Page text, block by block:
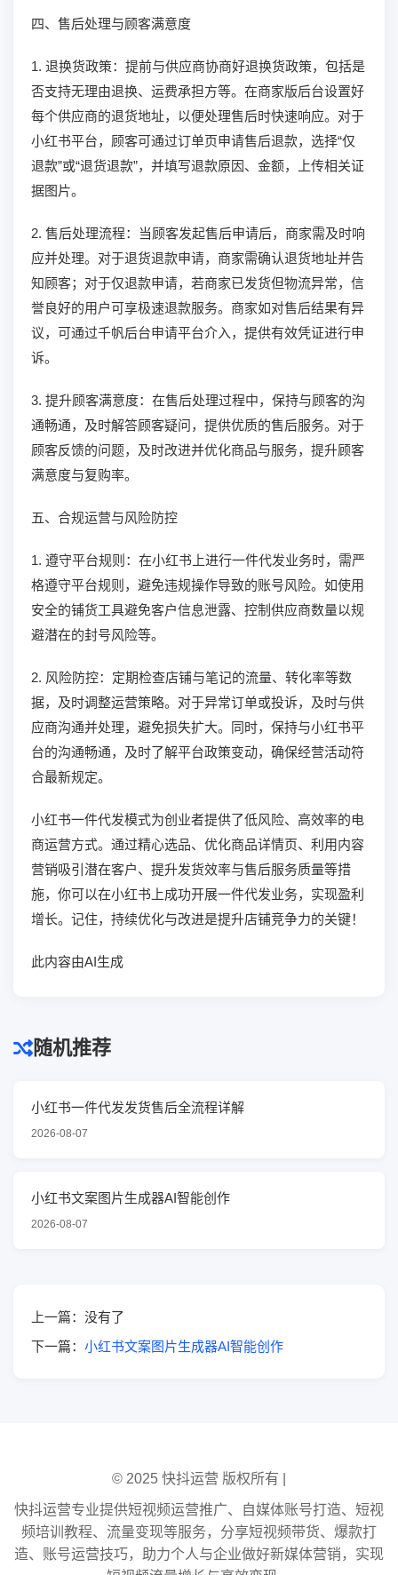
四、售后处理与顾客满意度
1. 退换货政策：提前与供应商协商好退换货政策，包括是
否支持无理由退换、运费承担方等。在商家版后台设置好
每个供应商的退货地址，以便处理售后时快速响应。对于
小红书平台，顾客可通过订单页申请售后退款，选择“仅
退款”或“退货退款”，并填写退款原因、金额，上传相关证
据图片。
2. 售后处理流程：当顾客发起售后申请后，商家需及时响
应并处理。对于退货退款申请，商家需确认退货地址并告
知顾客；对于仅退款申请，若商家已发货但物流异常，信
誉良好的用户可享极速退款服务。商家如对售后结果有异
议，可通过千帆后台申请平台介入，提供有效凭证进行申
诉。
3. 提升顾客满意度：在售后处理过程中，保持与顾客的沟
通畅通，及时解答顾客疑问，提供优质的售后服务。对于
顾客反馈的问题，及时改进并优化商品与服务，提升顾客
满意度与复购率。
五、合规运营与风险防控
1. 遵守平台规则：在小红书上进行一件代发业务时，需严
格遵守平台规则，避免违规操作导致的账号风险。如使用
安全的铺货工具避免客户信息泄露、控制供应商数量以规
避潜在的封号风险等。
2. 风险防控：定期检查店铺与笔记的流量、转化率等数
据，及时调整运营策略。对于异常订单或投诉，及时与供
应商沟通并处理，避免损失扩大。同时，保持与小红书平
台的沟通畅通，及时了解平台政策变动，确保经营活动符
合最新规定。
小红书一件代发模式为创业者提供了低风险、高效率的电
商运营方式。通过精心选品、优化商品详情页、利用内容
营销吸引潜在客户、提升发货效率与售后服务质量等措
施，你可以在小红书上成功开展一件代发业务，实现盈利
增长。记住，持续优化与改进是提升店铺竞争力的关键！
此内容由AI生成
随机推荐
小红书一件代发发货售后全流程详解
2026-08-07
小红书文案图片生成器AI智能创作
2026-08-07
上一篇：没有了
下一篇： 小红书文案图片生成器AI智能创作
© 2025 快抖运营 版权所有 |
快抖运营专业提供短视频运营推广、自媒体账号打造、短视
频培训教程、流量变现等服务，分享短视频带货、爆款打
造、账号运营技巧，助力个人与企业做好新媒体营销，实现